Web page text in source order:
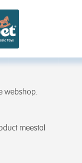
webshop.
meestal